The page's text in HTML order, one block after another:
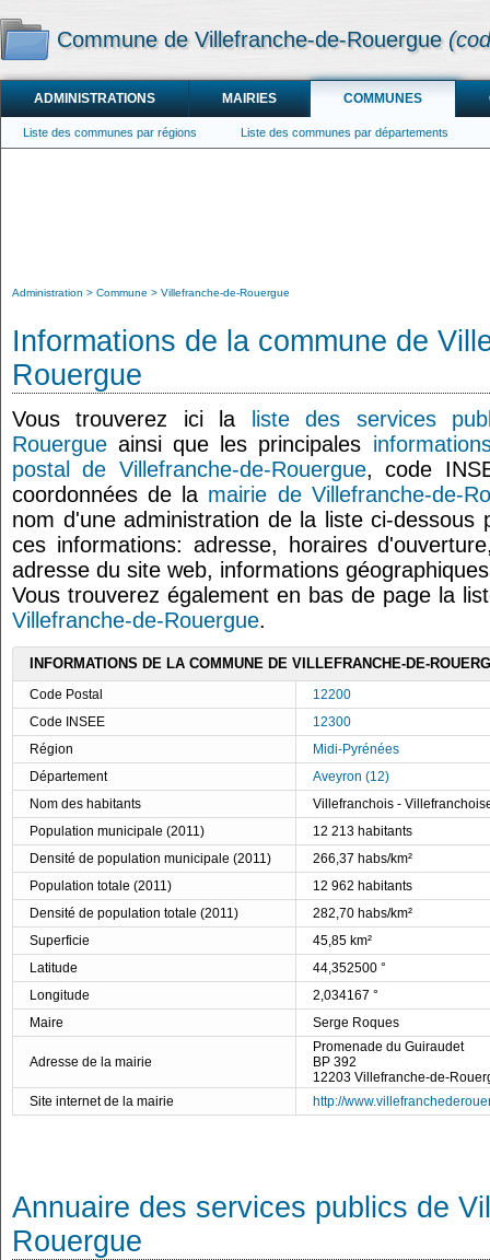
Commune de Villefranche-de-Rouergue
ADMINISTRATIONS MAIRIES COMMUNES
Liste des communes par régions Liste des communes par départements
Administration Commune Villefranche-de-Rouergue
Informations de la commune de
Rouergue
Vous trouverez ici la
liste des services
Rouergue ainsi que les principales
postal de Villefranche-de-Rouergue, code
coordonnées de la mairie de Villefranche-de-
nom d'une administration de la liste ci-dessous
ces informations: adresse, horaires
adresse du site web, informations
Vous trouverez également en bas de page la
Villefranche-de-Rouergue.
INFORMATIONS DE LA COMMUNE DE VILLEFRANCHE-DE-
Code Postal
12200
Code INSEE
12300
Région
Midi-Pyrénées
Département
Aveyron (12)
Nom des habitants
Villefranchois -
Population municipale (2011)
12 213 habitants
Densité de population municipale (2011)
266,37 habs/km²
Population totale (2011)
12 962 habitants
Densité de population totale (2011)
282,70 habs/km²
Superficie
45,85 km²
Latitude
44,352500 °
Longitude
2,034167 °
Maire
Serge Roques
Adresse de la mairie
Promenade du Guiraudet
BP 392
12203 Villefranche-de-
Site internet de la mairie
http://
Annuaire des services publics de
Rouergue